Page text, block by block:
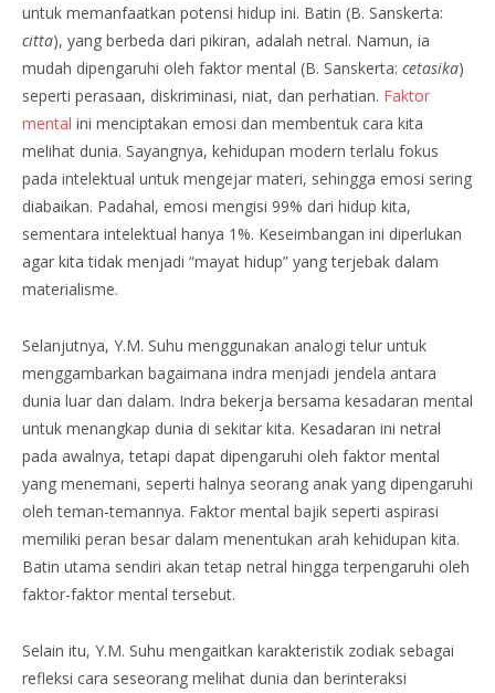
untuk memanfaatkan potensi hidup ini. Batin (B. Sanskerta:
citta), yang berbeda dari pikiran, adalah netral. Namun, ia
mudah dipengaruhi oleh faktor mental (B. Sanskerta: cetasika)
seperti perasaan, diskriminasi, niat, dan perhatian. Faktor
mental ini menciptakan emosi dan membentuk cara kita
melihat dunia. Sayangnya, kehidupan modern terlalu fokus
pada intelektual untuk mengejar materi, sehingga emosi sering
diabaikan. Padahal, emosi mengisi 99% dari hidup kita,
sementara intelektual hanya 1%. Keseimbangan ini diperlukan
agar kita tidak menjadi “mayat hidup” yang terjebak dalam
materialisme.
Selanjutnya, Y.M. Suhu menggunakan analogi telur untuk
menggambarkan bagaimana indra menjadi jendela antara
dunia luar dan dalam. Indra bekerja bersama kesadaran mental
untuk menangkap dunia di sekitar kita. Kesadaran ini netral
pada awalnya, tetapi dapat dipengaruhi oleh faktor mental
yang menemani, seperti halnya seorang anak yang dipengaruhi
oleh teman-temannya. Faktor mental bajik seperti aspirasi
memiliki peran besar dalam menentukan arah kehidupan kita.
Batin utama sendiri akan tetap netral hingga terpengaruhi oleh
faktor-faktor mental tersebut.
Selain itu, Y.M. Suhu mengaitkan karakteristik zodiak sebagai
refleksi cara seseorang melihat dunia dan berinteraksi